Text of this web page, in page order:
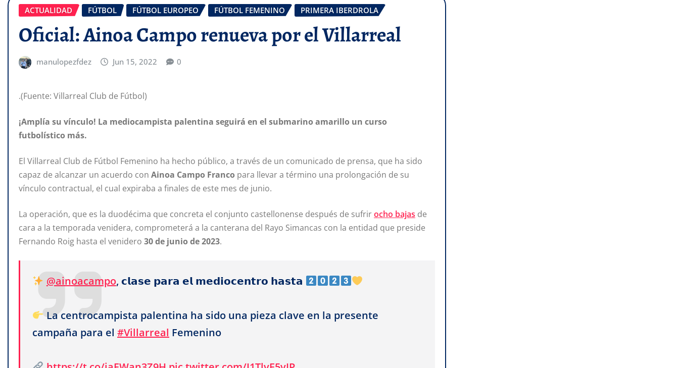
ACTUALIDAD FÚTBOL FÚTBOL EUROPEO FÚTBOL FEMENINO PRIMERA IBERDROLA
Oficial: Ainoa Campo renueva por el Villarreal
manulopezfdez Jun 15, 2022 0
.(Fuente: Villarreal Club de Fútbol)
¡Amplía su vínculo! La mediocampista palentina seguirá en el submarino amarillo un curso
futbolístico más.
El Villarreal Club de Fútbol Femenino ha hecho público, a través de un comunicado de prensa, que ha sido
capaz de alcanzar un acuerdo con Ainoa Campo Franco para llevar a término una prolongación de su
vínculo contractual, el cual expiraba a finales de este mes de junio.
La operación, que es la duodécima que concreta el conjunto castellonense después de sufrirocho bajas de
cara a la temporada venidera, comprometerá a la canterana del Rayo Simancas con la entidad que preside
Fernando Roig hasta el venidero 30 de junio de 2023.
@ainoacampo, 𝗰𝗹𝗮𝘀𝗲 𝗽𝗮𝗿𝗮 𝗲𝗹 𝗺𝗲𝗱𝗶𝗼𝗰𝗲𝗻𝘁𝗿𝗼 𝗵𝗮𝘀𝘁𝗮
La centrocampista palentina ha sido una pieza clave en la presente
campaña para el #Villarreal Femenino